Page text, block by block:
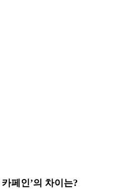
카페인’의 차이는?